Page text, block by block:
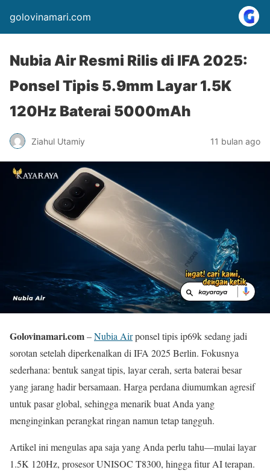
golovinamari.com
Nubia Air Resmi Rilis di IFA 2025:
Ponsel Tipis 5.9mm Layar 1.5K
120Hz Baterai 5000mAh
Ziahul Utamiy 11 bulan ago
Golovinamari.com–Nubia Airponsel tipis ip69k sedang jadi
sorotan setelah diperkenalkan di IFA 2025 Berlin. Fokusnya
sederhana: bentuk sangat tipis, layar cerah, serta baterai besar
yang jarang hadir bersamaan. Harga perdana diumumkan agresif
untuk pasar global, sehingga menarik buat Anda yang
menginginkan perangkat ringan namun tetap tangguh.
Artikel ini mengulas apa saja yang Anda perlu tahu—mulai layar
1.5K 120Hz, prosesor UNISOC T8300, hingga fitur AI terapan.